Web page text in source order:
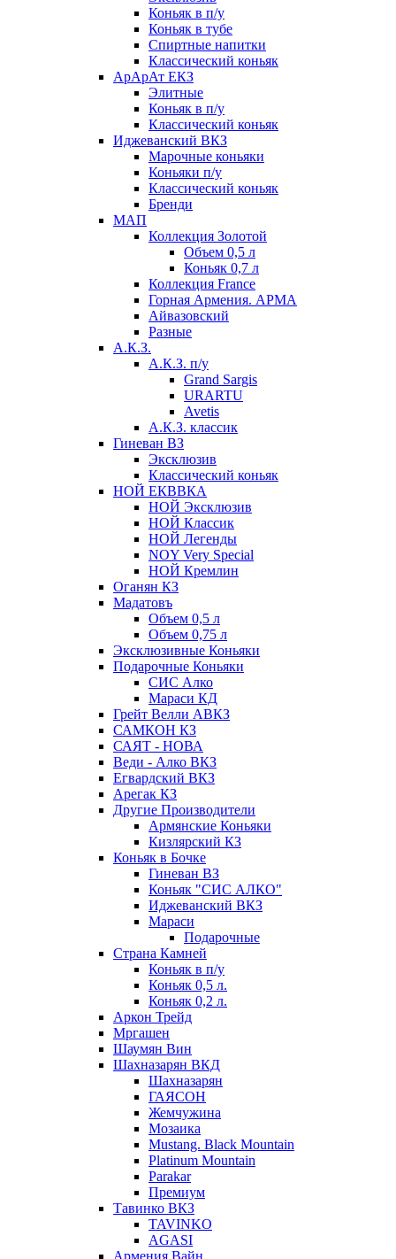
Коньяк в п/у
Коньяк в тубе
Спиртные напитки
Классический коньяк
АрАрАт ЕКЗ
Элитные
Коньяк в п/у
Классический коньяк
Иджеванский ВКЗ
Марочные коньяки
Коньяки п/у
Классический коньяк
Бренди
МАП
Коллекция Золотой
Объем 0,5 л
Коньяк 0,7 л
Коллекция France
Горная Армения. АРМА
Айвазовский
Разные
А.К.З.
А.К.З. п/у
Grand Sargis
URARTU
Avetis
А.К.З. классик
Гиневан ВЗ
Эксклюзив
Классический коньяк
НОЙ ЕКВВКА
НОЙ Эксклюзив
НОЙ Классик
НОЙ Легенды
NOY Very Speсial
НОЙ Кремлин
Оганян КЗ
Мадатовъ
Объем 0,5 л
Объем 0,75 л
Эксклюзивные Коньяки
Подарочные Коньяки
СИС Алко
Мараси КД
Грейт Велли АВКЗ
САМКОН КЗ
САЯТ - НОВА
Веди - Алко ВКЗ
Егвардский ВКЗ
Арегак КЗ
Другие Производители
Армянские Коньяки
Кизлярский КЗ
Коньяк в Бочке
Гиневан ВЗ
Коньяк "СИС АЛКО"
Иджеванский ВКЗ
Мараси
Подарочные
Страна Камней
Коньяк в п/у
Коньяк 0,5 л.
Коньяк 0,2 л.
Аркон Трейд
Мргашен
Шаумян Вин
Шахназарян ВКД
Шахназарян
ГАЯСОН
Жемчужина
Мозаика
Mustang. Black Mountain
Platinum Mountain
Parakar
Премиум
Тавинко ВКЗ
TAVINKO
AGASI
Армения Вайн